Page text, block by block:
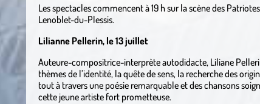
Les spectacles commencent à 19 h sur la scène des
Lenoblet-du-Plessis.
Lilianne Pellerin, le 13 juillet
Auteure-compositrice-interprète autodidacte, Liliane
thèmes de l’identité, la quête de sens, la recherche des
tout à travers une poésie remarquable et des chansons
cette jeune artiste fort prometteuse.